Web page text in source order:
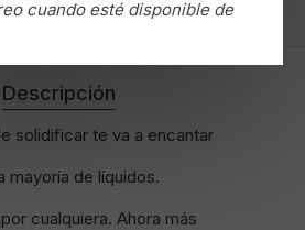
Descripción
solidificar te va a encantar
mayoría de líquidos.
cualquiera. Ahora más
cuando esté disponible de